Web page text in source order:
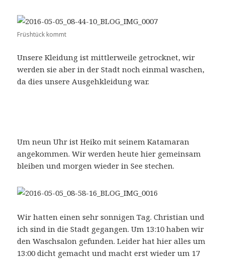
Früshtück kommt
Unsere Kleidung ist mittlerweile getrocknet, wir
werden sie aber in der Stadt noch einmal waschen,
da dies unsere Ausgehkleidung war.
Um neun Uhr ist Heiko mit seinem Katamaran
angekommen. Wir werden heute hier gemeinsam
bleiben und morgen wieder in See stechen.
Wir hatten einen sehr sonnigen Tag. Christian und
ich sind in die Stadt gegangen. Um 13:10 haben wir
den Waschsalon gefunden. Leider hat hier alles um
13:00 dicht gemacht und macht erst wieder um 17